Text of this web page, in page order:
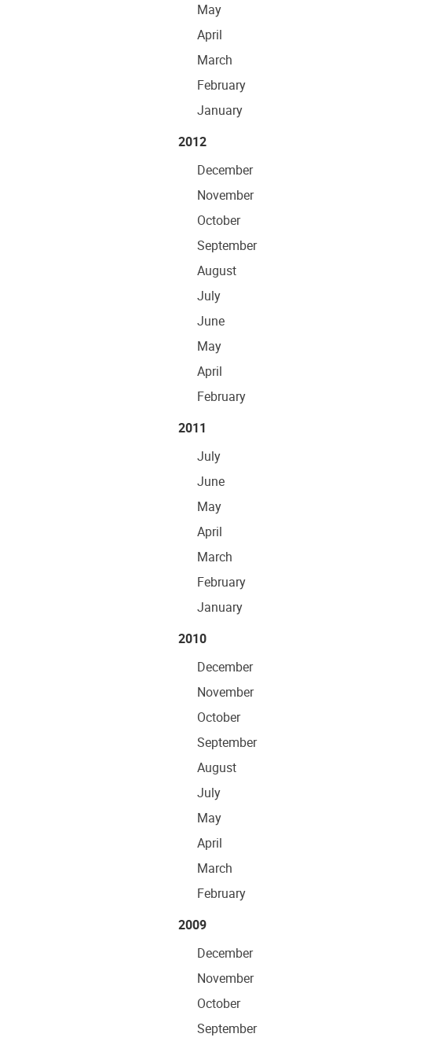
May
April
March
February
January
2012
December
November
October
September
August
July
June
May
April
February
2011
July
June
May
April
March
February
January
2010
December
November
October
September
August
July
May
April
March
February
2009
December
November
October
September